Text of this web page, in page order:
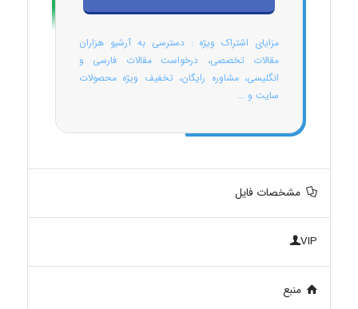
مزایای اشتراک ویژه : دسترسی به آرشیو هزاران
مقالات تخصصی، درخواست مقالات فارسی و
انگلیسی، مشاوره رایگان، تخفیف ویژه محصولات
سایت و ...
مشخصات فایل
VIP
منبع